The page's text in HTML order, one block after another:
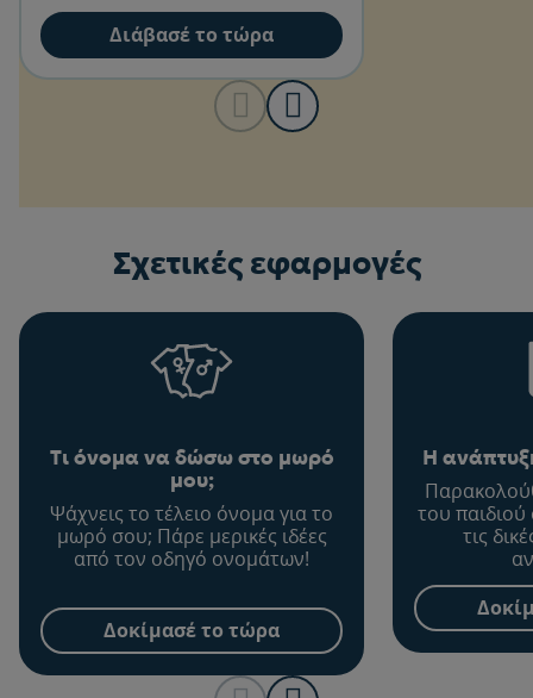
Διάβασέ το τώρα
Σχετικές εφαρμογές
Τι όνομα να δώσω στο μωρό
μου;
Ψάχνεις το τέλειο όνομα για το
μωρό σου; Πάρε μερικές ιδέες
από τον οδηγό ονομάτων!
Δοκίμασέ το τώρα
Η
του
τις